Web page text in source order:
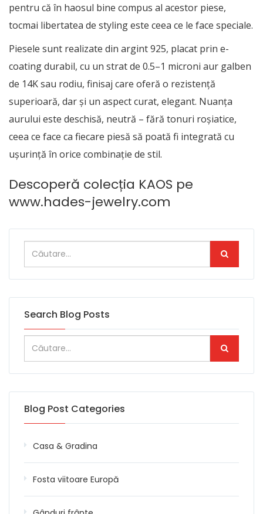
pentru că în haosul bine compus al acestor piese,
tocmai libertatea de styling este ceea ce le face speciale.
Piesele sunt realizate din argint 925, placat prin e-
coating durabil, cu un strat de 0.5–1 microni aur galben
de 14K sau rodiu, finisaj care oferă o rezistență
superioară, dar și un aspect curat, elegant. Nuanța
aurului este deschisă, neutră – fără tonuri roșiatice,
ceea ce face ca fiecare piesă să poată fi integrată cu
ușurință în orice combinație de stil.
Descoperă colecția KAOS pe
www.hades-jewelry.com
Search Blog Posts
Blog Post Categories
Casa & Gradina
Fosta viitoare Europă